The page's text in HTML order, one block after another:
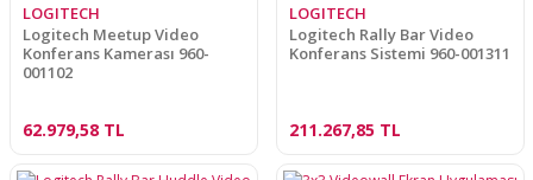
LOGITECH
Logitech Meetup Video
Konferans Kamerası 960-
001102
62.979,58 TL
LOGITECH
Logitech Rally Bar Video
Konferans Sistemi 960-001311
211.267,85 TL